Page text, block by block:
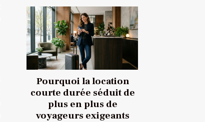
Pourquoi la location
courte durée séduit de
plus en plus de
voyageurs exigeants